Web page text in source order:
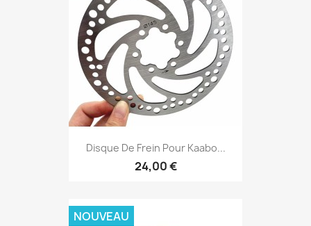
Disque De Frein Pour Kaabo...
24,00 €
NOUVEAU